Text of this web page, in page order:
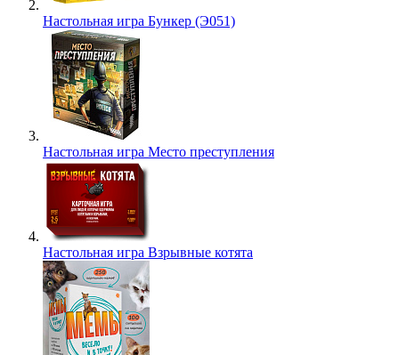
Настольная игра Бункер (Э051)
Настольная игра Место преступления
Настольная игра Взрывные котята